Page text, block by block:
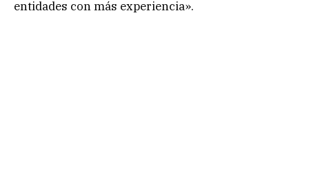
entidades con más experiencia».